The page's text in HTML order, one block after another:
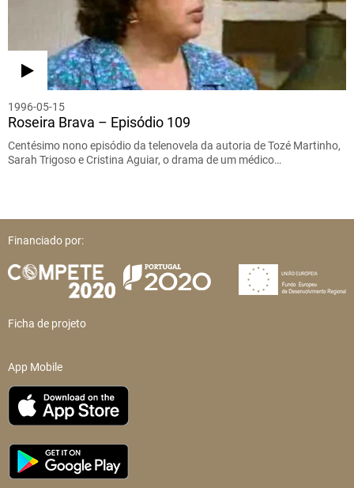
1996-05-15
Roseira Brava – Episódio 109
Centésimo nono episódio da telenovela da autoria de Tozé Martinho,
Sarah Trigoso e Cristina Aguiar, o drama de um médico…
Financiado por:
Ficha de projeto
App Mobile